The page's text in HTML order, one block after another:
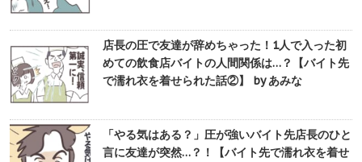
店長の圧で友達が辞めちゃった！1人で入った初
めての飲食店バイトの人間関係は…？【バイト先
で濡れ衣を着せられた話②】 by あみな
「やる気はある？」圧が強いバイト先店長のひと
言に友達が突然…？！【バイト先で濡れ衣を着せ